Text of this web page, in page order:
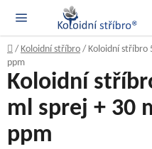
obsah
Domů
/ Koloidní stříbro / Koloidní stříbro
ppm
Koloidní
ml sprej + 30
ppm